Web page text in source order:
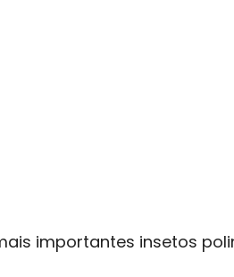
importantes insetos